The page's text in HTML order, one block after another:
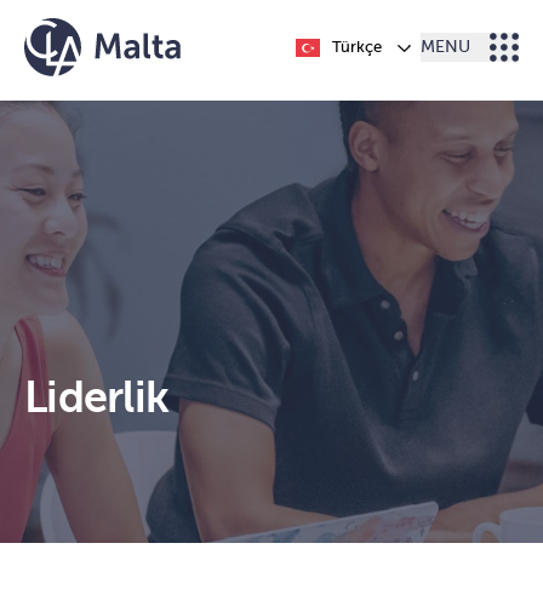
İçeriğe geç
Türkçe MENU
Liderlik